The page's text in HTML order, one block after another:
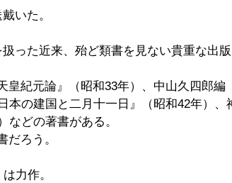
いた。
った近来、殆ど類書を見ない貴重な出版
紀元論』（昭和33年）、中山久四郎編
本の建国と二月十一日』（昭和42年）、
などの著書がある。
ろう。
力作。